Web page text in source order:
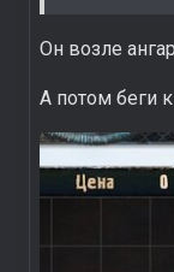
Он возле
А потом беги